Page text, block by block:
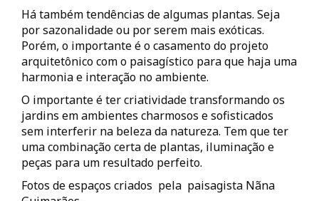
Há também tendências de algumas plantas. Seja
por sazonalidade ou por serem mais exóticas.
Porém, o importante é o casamento do projeto
arquitetônico com o paisagístico para que haja uma
harmonia e interação no ambiente.
O importante é ter criatividade transformando os
jardins em ambientes charmosos e sofisticados
sem interferir na beleza da natureza. Tem que ter
uma combinação certa de plantas, iluminação e
peças para um resultado perfeito.
Fotos de espaços criados pela paisagista Nãna